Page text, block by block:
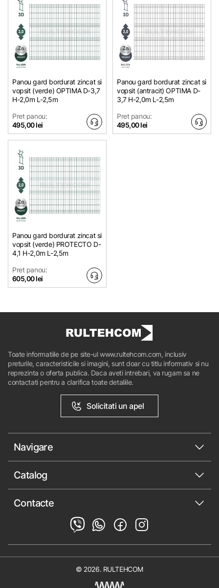
Panou gard bordurat zincat si
vopsit (verde) OPTIMA D-3,7
H-2,0m L-2,5m
Pret panou:
495,00 lei
Panou gard bordurat zincat si
vopsit (antracit) OPTIMA D-
3,7 H-2,0m L-2,5m
Pret panou:
495,00 lei
Panou gard bordurat zincat si
vopsit (verde) PROTECTO D-
4,1 H-2,0m L-2,5m
Pret panou:
605,00 lei
Toate informatiile de pe site-ul www.rultehcom.com, inclusiv
preturile, caracteristicile si imagini, sunt doar cu titlu informativ si nu
reprezinta o oferta publica. Daca aveti intrebari, va rugam sa ne
contactati pentru a clarifica toate detaliile.
Solicitati un apel
Navigare
Catalog
Contacte
© 2026. RULTEHCOM